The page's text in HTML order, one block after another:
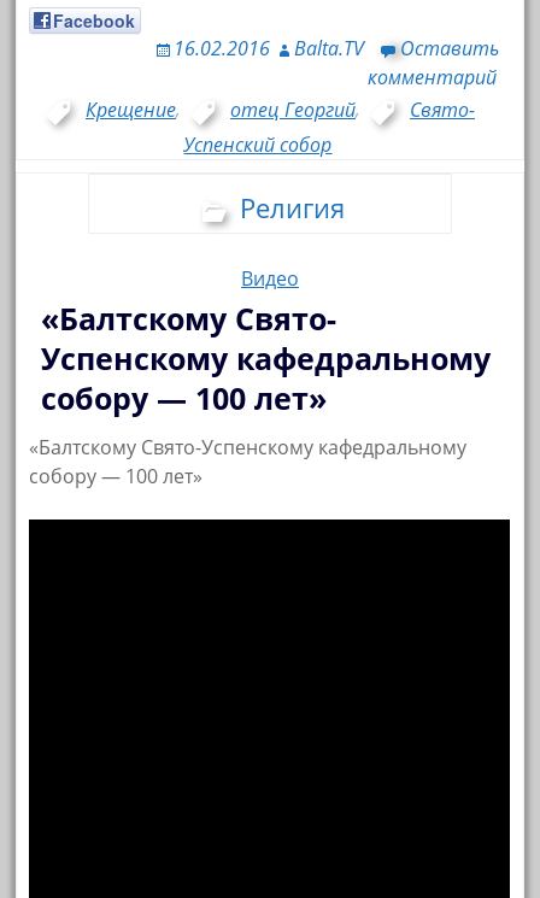
Facebook
16.02.2016 Balta.TV
Оставить
комментарий
Крещение, отец Георгий,
Свято-
Успенский собор
Религия
Видео
«Балтскому Свято-
Успенскому кафедральному
собору — 100 лет»
«Балтскому Свято-Успенскому кафедральному
собору — 100 лет»